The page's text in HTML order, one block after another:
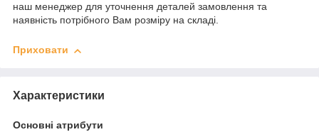
наш менеджер для уточнення деталей замовлення та
наявність потрібного Вам розміру на складі.
Приховати
Характеристики
Основні атрибути